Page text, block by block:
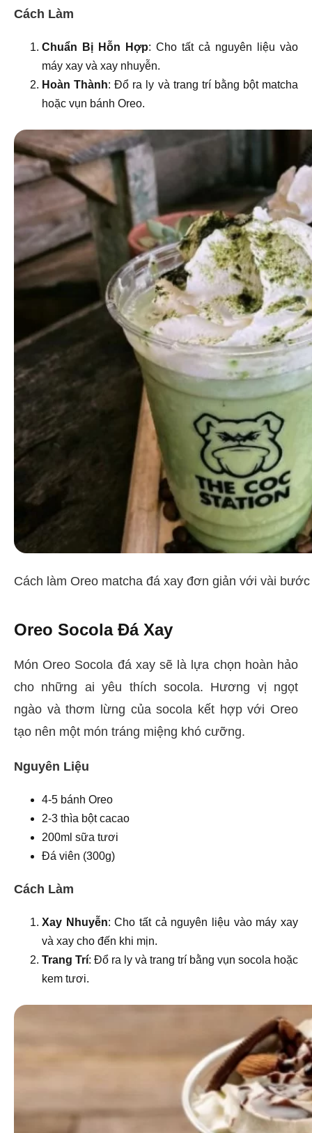
Cách Làm
Chuẩn Bị Hỗn Hợp: Cho tất cả nguyên liệu vào
máy xay và xay nhuyễn.
Hoàn Thành: Đổ ra ly và trang trí bằng bột matcha
hoặc vụn bánh Oreo.
Cách làm Oreo matcha đá xay đơn giản với vài bước
Oreo Socola Đá Xay
Món Oreo Socola đá xay sẽ là lựa chọn hoàn hảo
cho những ai yêu thích socola. Hương vị ngọt
ngào và thơm lừng của socola kết hợp với Oreo
tạo nên một món tráng miệng khó cưỡng.
Nguyên Liệu
4-5 bánh Oreo
2-3 thìa bột cacao
200ml sữa tươi
Đá viên (300g)
Cách Làm
Xay Nhuyễn: Cho tất cả nguyên liệu vào máy xay
và xay cho đến khi mịn.
Trang Trí: Đổ ra ly và trang trí bằng vụn socola hoặc
kem tươi.